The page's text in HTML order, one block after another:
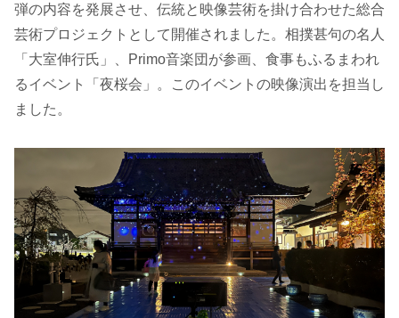
弾の内容を発展させ、伝統と映像芸術を掛け合わせた総合
芸術プロジェクトとして開催されました。相撲甚句の名人
「大室伸行氏」、Primo音楽団が参画、食事もふるまわれ
るイベント「夜桜会」。このイベントの映像演出を担当し
ました。